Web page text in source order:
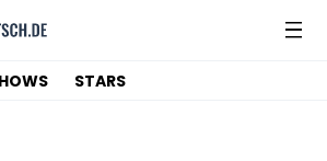
STARS